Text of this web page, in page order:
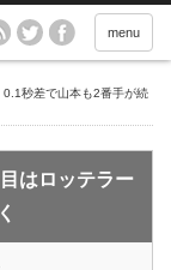
menu
0.1秒差で山本も2番手が続
はロッテラー